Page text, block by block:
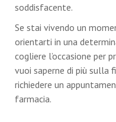
soddisfacente.
Se stai vivendo un
orientarti in una
cogliere l’occasione per
vuoi saperne di più sulla
richiedere un
farmacia.